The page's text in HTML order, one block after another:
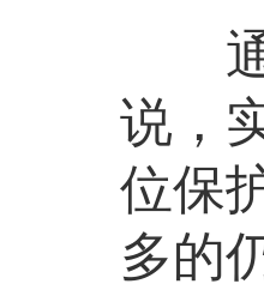
通
说，
位保
多的